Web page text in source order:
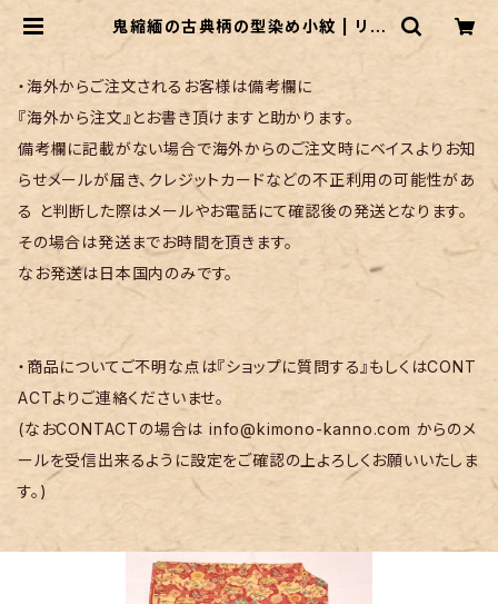
鬼縮緬の古典柄の型染め小紋 | リサ
・海外からご注文されるお客様は備考欄に
『海外から注文』とお書き頂けますと助かります。
備考欄に記載がない場合で海外からのご注文時にベイスよりお知
らせメールが届き、クレジットカードなどの不正利用の可能性があ
る と判断した際はメールやお電話にて確認後の発送となります。
その場合は発送までお時間を頂きます。
なお発送は日本国内のみです。
・商品についてご不明な点は『ショップに質問する』もしくはCONT
ACTよりご連絡くださいませ。
(なおCONTACTの場合はinfo@kimono-kanno.com からのメ
ールを受信出来るように設定をご確認の上よろしくお願いいたしま
す。)